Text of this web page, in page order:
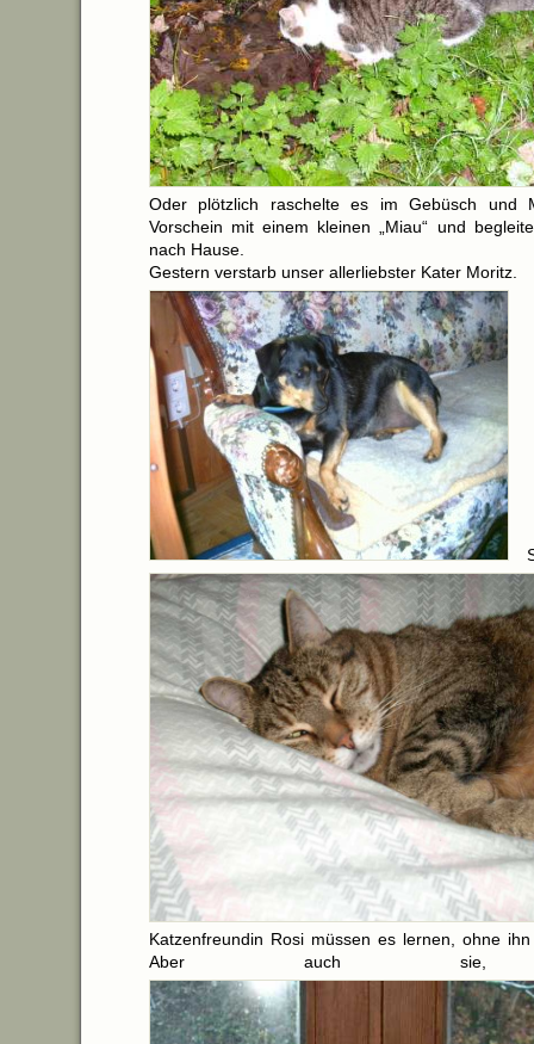
Oder plötzlich raschelte es im Gebüsch und
Vorschein mit einem kleinen „Miau“ und
nach Hause.
Gestern verstarb unser allerliebster Kater Moritz.
Katzenfreundin Rosi müssen es lernen, ohne
Aber auch sie,